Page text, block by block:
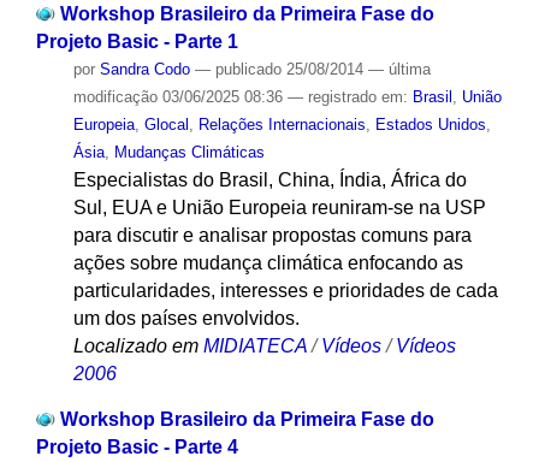
Workshop Brasileiro da Primeira Fase do
Projeto Basic - Parte 1
por Sandra Codo — publicado25/08/2014 — última
modificação03/06/2025 08:36 — registrado em: Brasil
União
Europeia, Glocal Relações Internacionais Estados Unidos
Ásia, Mudanças Climáticas
Especialistas do Brasil, China, Índia, África do
Sul, EUA e União Europeia reuniram-se na USP
para discutir e analisar propostas comuns para
ações sobre mudança climática enfocando as
particularidades, interesses e prioridades de cada
um dos países envolvidos.
Localizado em MIDIATECA /Vídeos /Vídeos
2006
Workshop Brasileiro da Primeira Fase do
Projeto Basic - Parte 4